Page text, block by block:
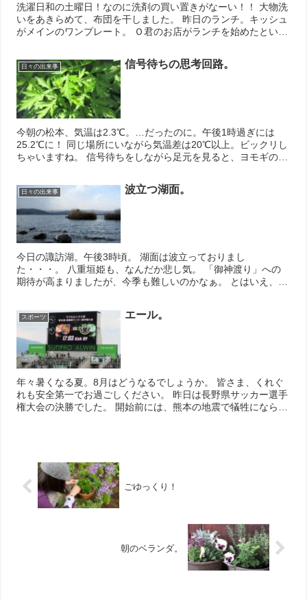
洗濯日和の土曜日！なのに洗剤の買い置きがなーい！！ 大物洗
いをあきらめて、布団を干しました。 昨日のランチ。キッシュ
がメインのワンプレート。 Ｏ君のお店がランチを始めたという
日々の出来事 信号待ちの思考回路。
今朝の松本、気温は2.3℃。…だったのに。午後1時過ぎには
25.2℃に！ 同じ場所にいながら気温差は20℃以上。ビックリし
ちゃいますね。 信号待ちをしながら足元を見ると、ヨモギの緑
日々の出来事 波立つ湖面。
今日の諏訪湖。午後3時頃。 湖面は波立っておりまし
た・・・。 八重垣姫も、なんだか悲し気。 「御神渡り」への
期待が高まりましたが、今季も難しいのかなぁ。 とはいえ、し
スポーツ エール。
年々暑くなる夏。8月はどうなるでしょうか。 皆さま、くれぐ
れも安全第一でお過ごしください。 昨日は長野県サッカー選手
権大会の決勝でした。 開始前には、熊本の地震で犠牲になられ
ごゆっくり！
朝のベランダ。